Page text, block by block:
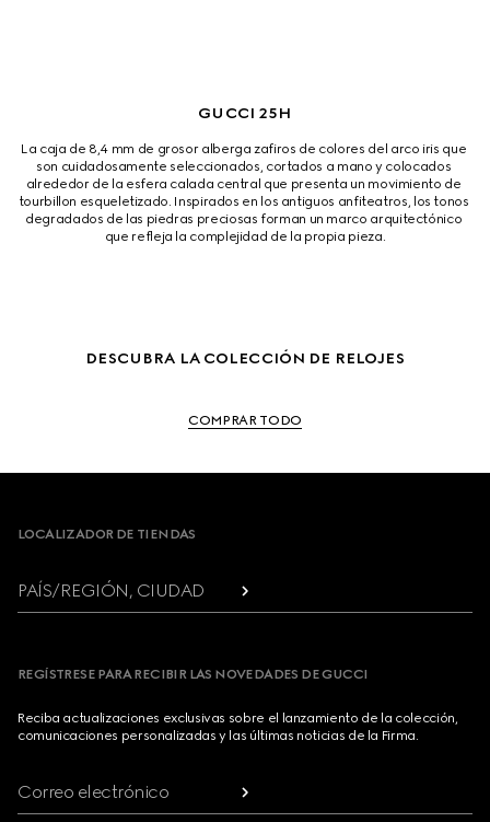
GUCCI 25H
La caja de 8,4 mm de grosor alberga zafiros de colores del arco iris que
son cuidadosamente seleccionados, cortados a mano y colocados
alrededor de la esfera calada central que presenta un movimiento de
tourbillon esqueletizado. Inspirados en los antiguos anfiteatros, los tonos
degradados de las piedras preciosas forman un marco arquitectónico
que refleja la complejidad de la propia pieza.
DESCUBRA LA COLECCIÓN DE RELOJES
COMPRAR TODO
LOCALIZADOR DE TIENDAS
PAÍS/REGIÓN, CIUDAD
REGÍSTRESE PARA RECIBIR LAS NOVEDADES DE GUCCI
Reciba actualizaciones exclusivas sobre el lanzamiento de la colección,
comunicaciones personalizadas y las últimas noticias de la Firma.
Correo electrónico